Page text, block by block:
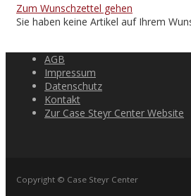
Zum Wunschzettel gehen
Sie haben keine Artikel auf Ihrem
AGB
Impressum
Datenschutz
Kontakt
Zur Case Steyr Center Website
Copyright © Case Steyr Center